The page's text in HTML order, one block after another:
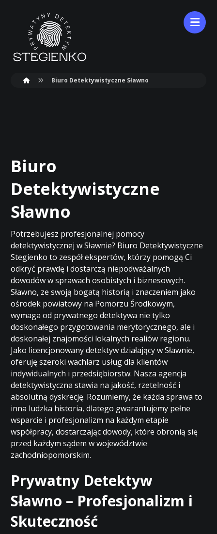
Biuro Detektywistyczne Sławno
Biuro
Detektywistyczne
Sławno
Potrzebujesz profesjonalnej pomocy
detektywistycznej w Sławnie? Biuro Detektywistyczne
Stegienko to zespół ekspertów, którzy pomogą Ci
odkryć prawdę i dostarczą niepodważalnych
dowodów w sprawach osobistych i biznesowych.
Sławno, ze swoją bogatą historią i znaczeniem jako
ośrodek powiatowy na Pomorzu Środkowym,
wymaga od prywatnego detektywa nie tylko
doskonałego przygotowania merytorycznego, ale i
doskonałej znajomości lokalnych realiów regionu.
Jako licencjonowany detektyw działający w Sławnie,
oferuję szeroki wachlarz usług dla klientów
indywidualnych i przedsiębiorstw. Nasza agencja
detektywistyczna stawia na jakość, rzetelność i
absolutną dyskrecję. Rozumiemy, że każda sprawa to
inna ludzka historia, dlatego gwarantujemy pełne
wsparcie i profesjonalizm na każdym etapie
współpracy, dostarczając dowody, które obronią się
przed każdym sądem w województwie
zachodniopomorskim.
Prywatny Detektyw
Sławno – Profesjonalizm i
Skuteczność